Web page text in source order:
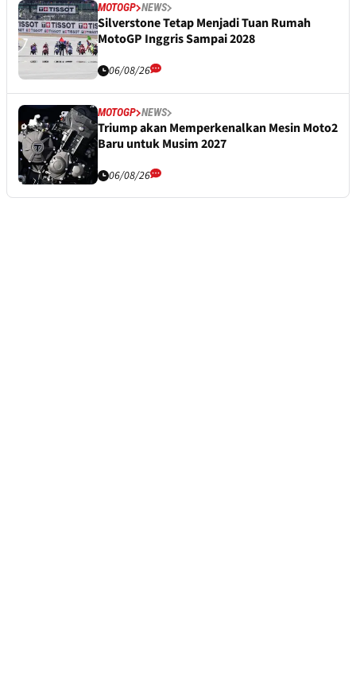
MOTOGP NEWS
Silverstone Tetap Menjadi Tuan Rumah
MotoGP Inggris Sampai 2028
06/08/26
MOTOGP NEWS
Triump akan Memperkenalkan Mesin Moto2
Baru untuk Musim 2027
06/08/26